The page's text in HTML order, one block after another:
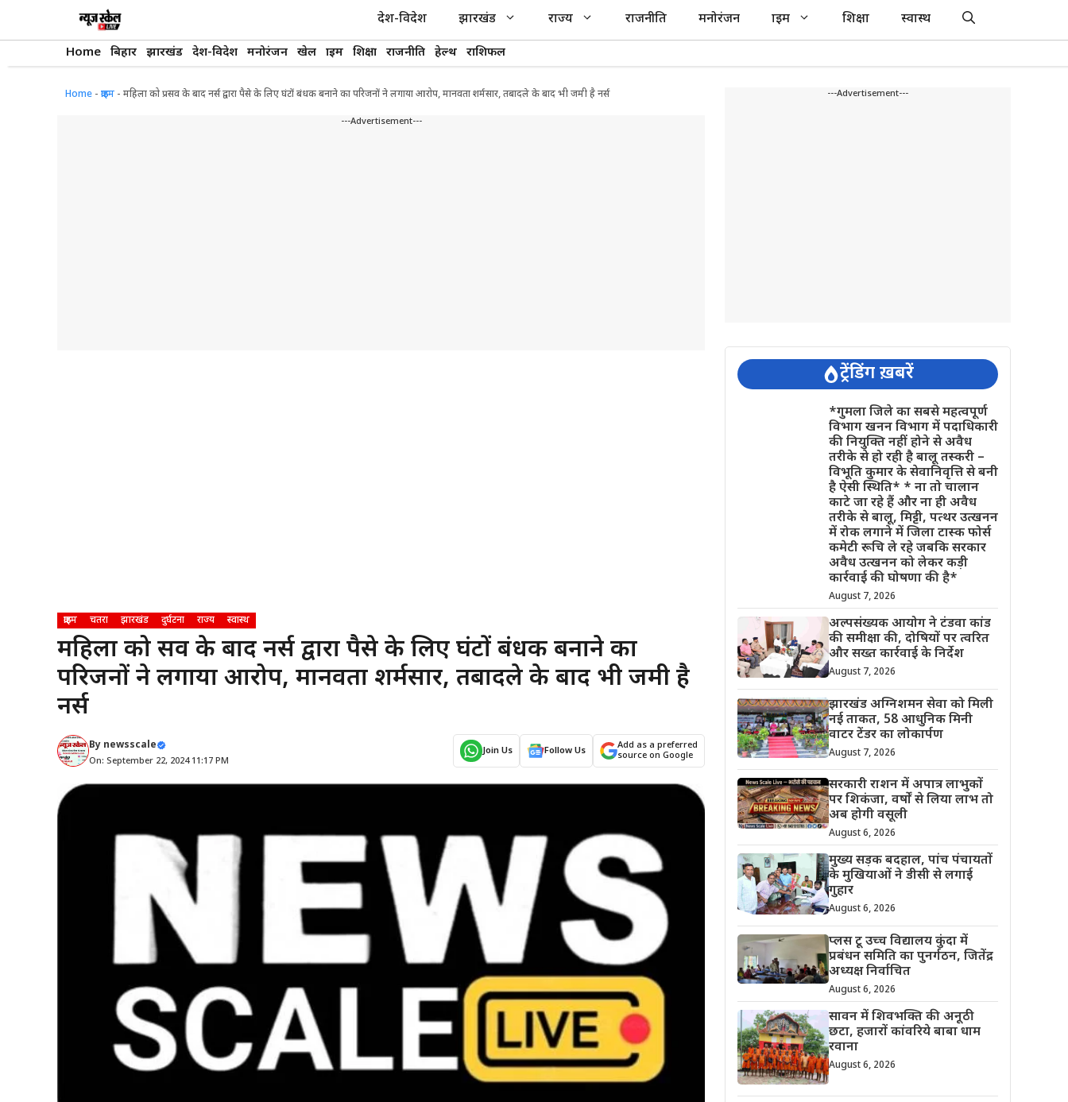
देश-विदेश झारखंड राज्य राजनीति मनोरंजन क्राइम शिक्षा स्वास्थ
Home बिहार झारखंड देश-विदेश मनोरंजन खेल क्राइम शिक्षा राजनीति हेल्थ राशिफल
Home - क्राइम - महिला को प्रसव के बाद नर्स द्वारा पैसे के लिए घंटों बंधक बनाने का परिजनों ने लगाया आरोप, मानवता शर्मसार, तबादले के बाद भी जमी है नर्स
---Advertisement---
क्राइम चतरा झारखंड दुर्घटना राज्य स्वास्थ
महिला को प्रसव के बाद नर्स द्वारा पैसे के लिए घंटों बंधक बनाने का
परिजनों ने लगाया आरोप, मानवता शर्मसार, तबादले के बाद भी जमी है
नर्स
By newsscale
On: September 22, 2024 11:17 PM
Join Us Follow Us
Add as a preferred
source on Google
---Advertisement---
ट्रेंडिंग ख़बरें
*गुमला जिले का सबसे महत्वपूर्ण
विभाग खनन विभाग में पदाधिकारी
की नियुक्ति नहीं होने से अवैध
तरीके से हो रही है बालू तस्करी –
विभूति कुमार के सेवानिवृत्ति से बनी
है ऐसी स्थिति* * ना तो चालान
काटे जा रहे हैं और ना ही अवैध
तरीके से बालू, मिट्टी, पत्थर उत्खनन
में रोक लगाने में जिला टास्क फोर्स
कमेटी रूचि ले रहे जबकि सरकार
अवैध उत्खनन को लेकर कड़ी
कार्रवाई की घोषणा की है*
August 7, 2026
अल्पसंख्यक आयोग ने टंडवा कांड
की समीक्षा की, दोषियों पर त्वरित
और सख्त कार्रवाई के निर्देश
August 7, 2026
झारखंड अग्निशमन सेवा को मिली
नई ताकत, 58 आधुनिक मिनी
वाटर टेंडर का लोकार्पण
August 7, 2026
सरकारी राशन में अपात्र लाभुकों
पर शिकंजा, वर्षों से लिया लाभ तो
अब होगी वसूली
August 6, 2026
मुख्य सड़क बदहाल, पांच पंचायतों
के मुखियाओं ने डीसी से लगाई
गुहार
August 6, 2026
प्लस टू उच्च विद्यालय कुंदा में
प्रबंधन समिति का पुनर्गठन, जितेंद्र
अध्यक्ष निर्वाचित
August 6, 2026
सावन में शिवभक्ति की अनूठी
छटा, हजारों कांवरिये बाबा धाम
रवाना
August 6, 2026